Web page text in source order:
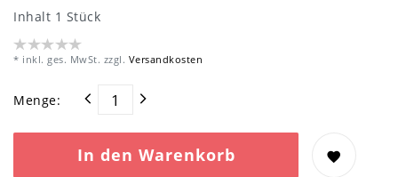
Inhalt 1 Stück
* inkl. ges. MwSt. zzgl. Versandkosten
Menge:
In den Warenkorb